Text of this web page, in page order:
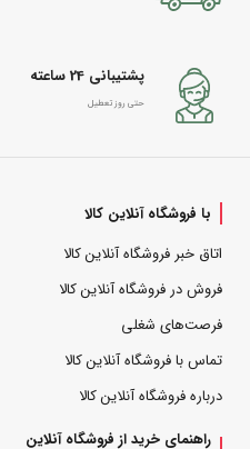
پشتیبانی 24 ساعته
حتی روز تعطیل
با فروشگاه آنلاین کالا
اتاق خبر فروشگاه آنلاین کالا
فروش در فروشگاه آنلاین کالا
فرصت‌های شغلی
تماس با فروشگاه آنلاین کالا
درباره فروشگاه آنلاین کالا
راهنمای خرید از فروشگاه آنلاین